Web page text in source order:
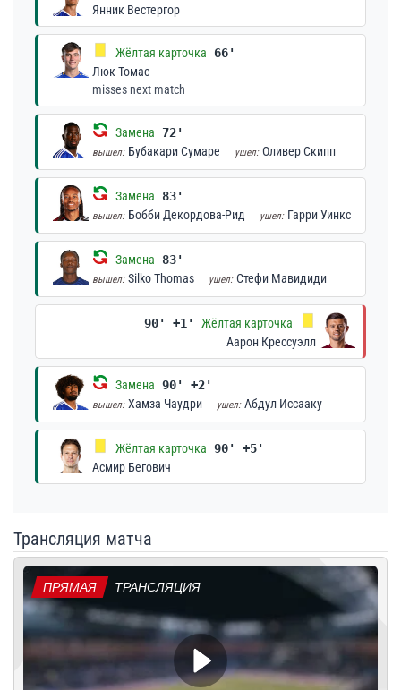
Янник Вестергор
Жёлтая карточка
66'
Люк Томас
misses next match
Замена 72'
вышел: Бубакари Сумаре ушел: Оливер Скипп
Замена 83'
вышел: Бобби Декордова-Рид ушел: Гарри Уинкс
Замена 83'
вышел: Silko Thomas ушел: Стефи Мавидиди
90' +1'
Жёлтая карточка
Аарон Крессуэлл
Замена 90' +2'
вышел: Хамза Чаудри ушел: Абдул Иссааку
Жёлтая карточка 90' +5'
Асмир Бегович
Трансляция матча
ПРЯМАЯ ТРАНСЛЯЦИЯ